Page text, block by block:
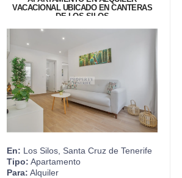
VACACIONAL UBICADO EN CANTERAS
DE LOS SILOS
En: Los Silos, Santa Cruz de Tenerife
Tipo: Apartamento
Para: Alquiler